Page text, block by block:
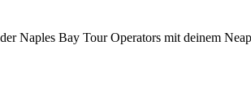
Naples Bay Tour Operators mit deinem